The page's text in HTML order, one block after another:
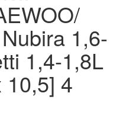
1,6-
1,4-1,8L
10,5] 4